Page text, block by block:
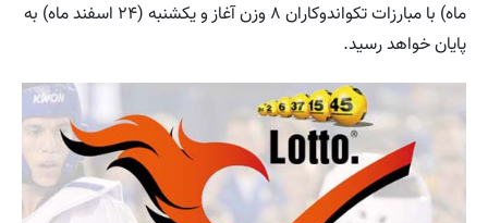
ماه) با مبارزات تکواندوکاران ۸ وزن آغاز و یکشنبه (۲۴ اسفند ماه) به
پایان خواهد رسید.